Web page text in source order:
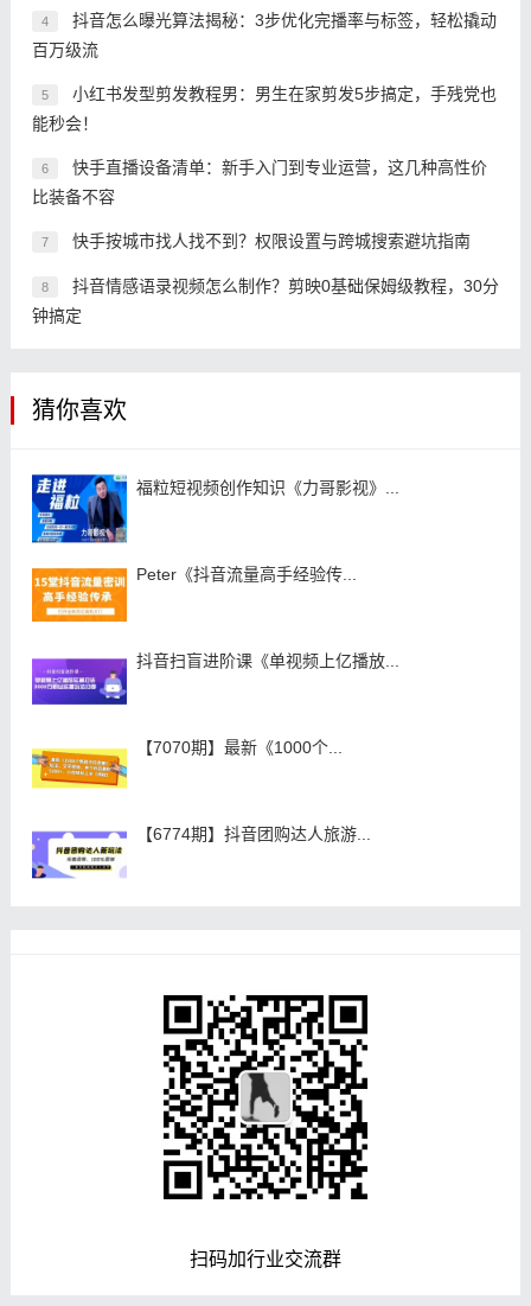
4
抖音怎么曝光算法揭秘：3步优化完播率与标签，轻松撬动
百万级流
5
小红书发型剪发教程男：男生在家剪发5步搞定，手残党也
能秒会！
6
快手直播设备清单：新手入门到专业运营，这几种高性价
比装备不容
7 快手按城市找人找不到？权限设置与跨城搜索避坑指南
8
抖音情感语录视频怎么制作？剪映0基础保姆级教程，30分
钟搞定
猜你喜欢
福粒短视频创作知识《力哥影视》...
Peter《抖音流量高手经验传...
抖音扫盲进阶课《单视频上亿播放...
【7070期】最新《1000个...
【6774期】抖音团购达人旅游...
扫码加行业交流群